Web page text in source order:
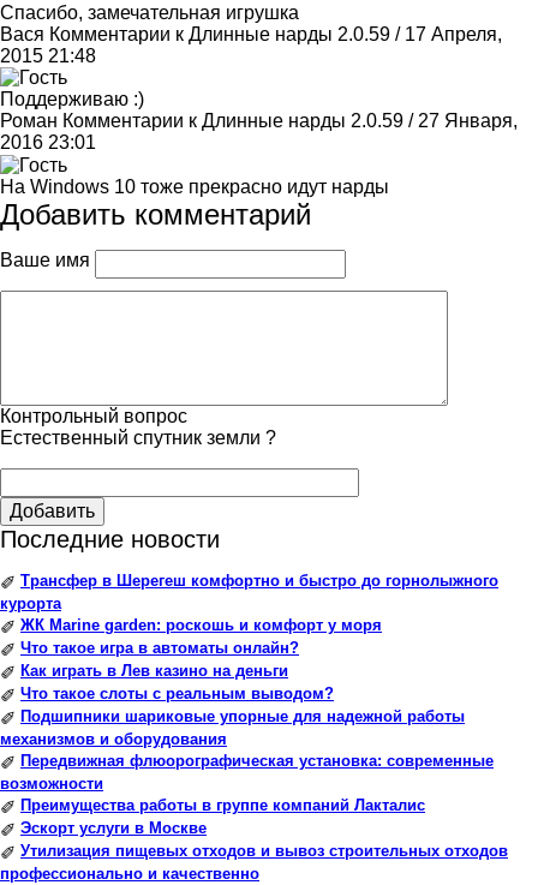
Спасибо, замечательная игрушка
Вася Комментарии к Длинные нарды 2.0.59 / 17 Апреля,
2015 21:48
Поддерживаю :)
Роман Комментарии к Длинные нарды 2.0.59 / 27 Января,
2016 23:01
На Windows 10 тоже прекрасно идут нарды
Добавить комментарий
Ваше имя
Контрольный вопрос
Естественный спутник земли ?
Добавить
Последние новости
✐ Трансфер в Шерегеш комфортно и быстро до горнолыжного
курорта
✐ ЖК Marine garden: роскошь и комфорт у моря
✐ Что такое игра в автоматы онлайн?
✐ Как играть в Лев казино на деньги
✐ Что такое слоты с реальным выводом?
✐ Подшипники шариковые упорные для надежной работы
механизмов и оборудования
✐ Передвижная флюорографическая установка: современные
возможности
✐ Преимущества работы в группе компаний Лакталис
✐ Эскорт услуги в Москве
✐ Утилизация пищевых отходов и вывоз строительных отходов
профессионально и качественно